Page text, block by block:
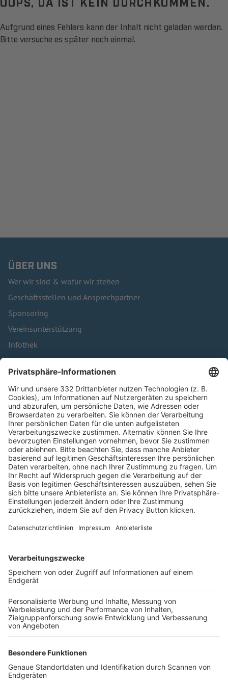
Aufgrund eines Fehlers kann der Inhalt nicht geladen werden.
Bitte versuche es später noch einmal.
ÜBER UNS
Wer wir sind & wofür wir stehen
Geschäftsstellen und Ansprechpartner
Sponsoring
Vereinsunterstützung
Infothek
Kontakt
HÄUFIG BESUCHTE SEITEN
Pässe und Vereinswechsel
Trainerausbildung
Schulungsangebot Vereinsmitarbeiter
BFV-Geschäftsstellen
Trainerbörse
Login SpielPlus
FOLGE DEM BFV
TOP-VEREINE
TOP-PARTNER